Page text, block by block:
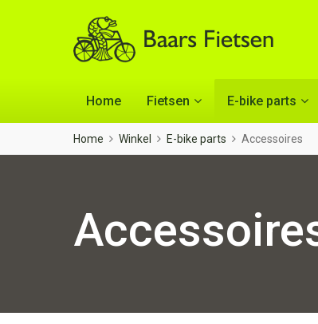
Home Fietsen E-bike parts
Home Winkel E-bike parts Accessoires